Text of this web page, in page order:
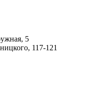
5
117-121